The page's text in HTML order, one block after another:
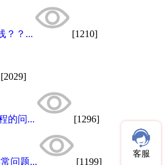
？？... [1210]
[2029]
的问... [1296]
问题... [1199]
客服